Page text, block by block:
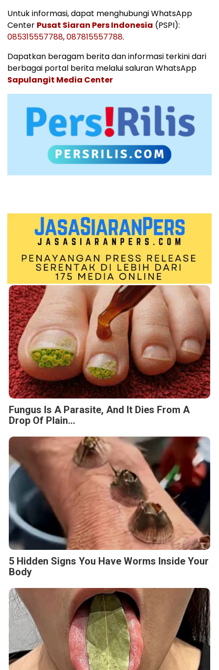
Untuk informasi, dapat menghubungi WhatsApp
Center Pusat Siaran Pers Indonesia (PSPI):
085315557788,087815557788.
Dapatkan beragam berita dan informasi terkini dari
berbagai portal berita melalui saluran WhatsApp
Sapulangit Media Center
Fungus Is A Parasite, And It Dies From A
Drop Of Plain...
5 Hidden Signs You Have Worms Inside Your
Body